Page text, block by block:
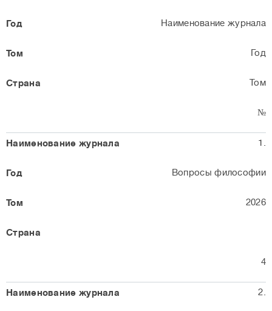
Наименование журнала
Год
Том
№
1.
Вопросы философии
2026
4
2.